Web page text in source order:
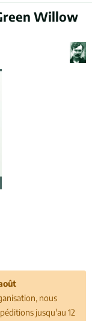
Willow
nous
jusqu'au 12